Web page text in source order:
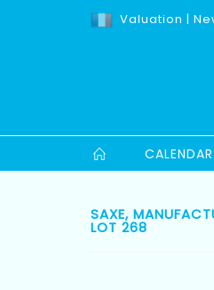
Valuation |
CALENDAR
SAXE,
LOT 268